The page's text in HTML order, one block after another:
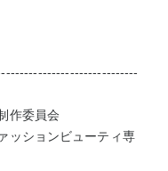
作委員会
ッションビューティ専